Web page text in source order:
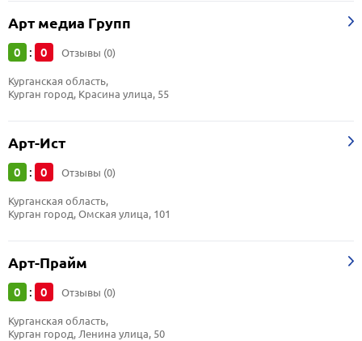
Арт медиа Групп
0 : 0 Отзывы (0)
Курганская область,
Курган город, Красина улица, 55
Арт-Ист
0 : 0 Отзывы (0)
Курганская область,
Курган город, Омская улица, 101
Арт-Прайм
0 : 0 Отзывы (0)
Курганская область,
Курган город, Ленина улица, 50